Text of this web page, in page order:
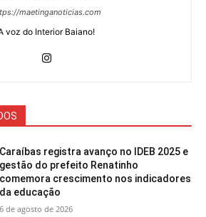
maetinganoticias.com
voz do Interior Baiano!
Caraíbas registra avanço no IDEB 2025 e
gestão do prefeito Renatinho
comemora crescimento nos indicadores
da educação
6 de agosto de 2026